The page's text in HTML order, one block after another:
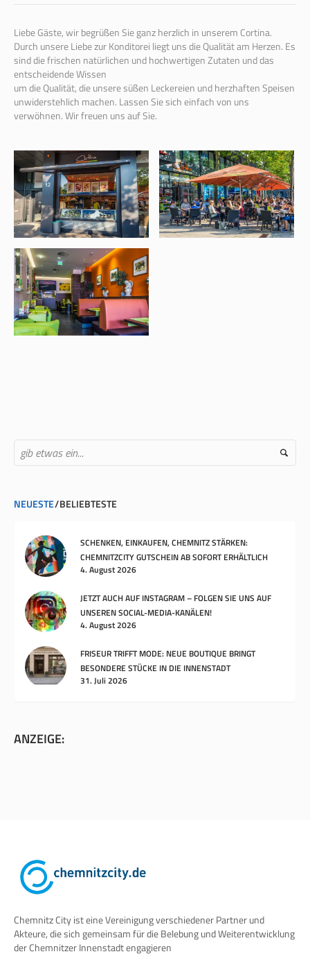
Liebe Gäste, wir begrüßen Sie ganz herzlich in unserem Cortina.
Durch unsere Liebe zur Konditorei liegt uns die Qualität am Herzen. Es
sind die frischen natürlichen und hochwertigen Zutaten und das
entscheidende Wissen
um die Qualität, die unsere süßen Leckereien und herzhaften Speisen
unwiderstehlich machen. Lassen Sie sich einfach von uns
verwöhnen. Wir freuen uns auf Sie.
NEUESTE BELIEBTESTE
SCHENKEN, EINKAUFEN, CHEMNITZ STÄRKEN:
CHEMNITZCITY GUTSCHEIN AB SOFORT ERHÄLTLICH
4. August 2026
JETZT AUCH AUF INSTAGRAM – FOLGEN SIE UNS AUF
UNSEREN SOCIAL-MEDIA-KANÄLEN!
4. August 2026
FRISEUR TRIFFT MODE: NEUE BOUTIQUE BRINGT
BESONDERE STÜCKE IN DIE INNENSTADT
31. Juli 2026
ANZEIGE:
Chemnitz City ist eine Vereinigung verschiedener Partner und
Akteure, die sich gemeinsam für die Belebung und Weiterentwicklung
der Chemnitzer Innenstadt engagieren